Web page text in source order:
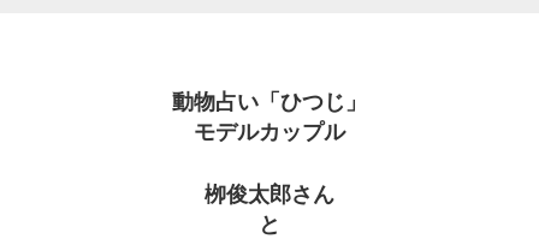
動物占い「ひつじ」
モデルカップル
栁俊太郎さん
と